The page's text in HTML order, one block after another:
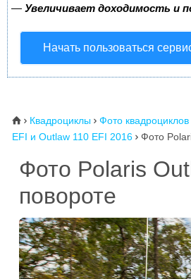
— Увеличивает доходимость и
Начать пользоваться
⌂  Квадроциклы  Фото квадроциклов
EFI и Outlaw 110 EFI 2016  Фото
Фото Polaris
повороте